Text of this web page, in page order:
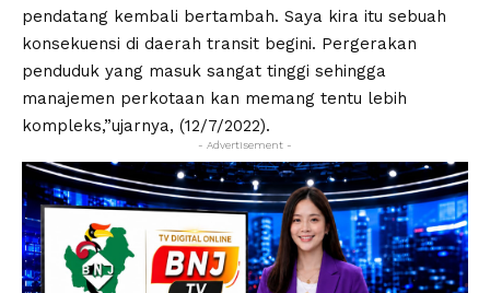
pendatang kembali bertambah. Saya kira itu sebuah
konsekuensi di daerah transit begini. Pergerakan
penduduk yang masuk sangat tinggi sehingga
manajemen perkotaan kan memang tentu lebih
kompleks,”ujarnya, (12/7/2022).
- Advertisement -